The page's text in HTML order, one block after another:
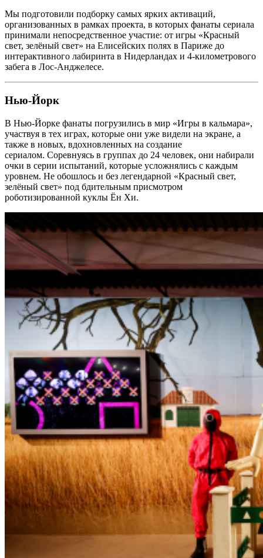
Мы подготовили подборку самых ярких активаций,
организованных в рамках проекта, в которых фанаты сериала
принимали непосредственное участие: от игры «Красный
свет, зелёный свет» на Елисейских полях в Париже до
интерактивного лабиринта в Нидерландах и 4-километрового
забега в Лос-Анджелесе.
Нью-Йорк
В Нью-Йорке фанаты погрузились в мир «Игры в кальмара»,
участвуя в тех играх, которые они уже видели на экране, а
также в новых, вдохновленных на создание
сериалом. Соревнуясь в группах до 24 человек, они набирали
очки в серии испытаний, которые усложнялись с каждым
уровнем. Не обошлось и без легендарной «Красный свет,
зелёный свет» под бдительным присмотром
роботизированной куклы Ён Хи.